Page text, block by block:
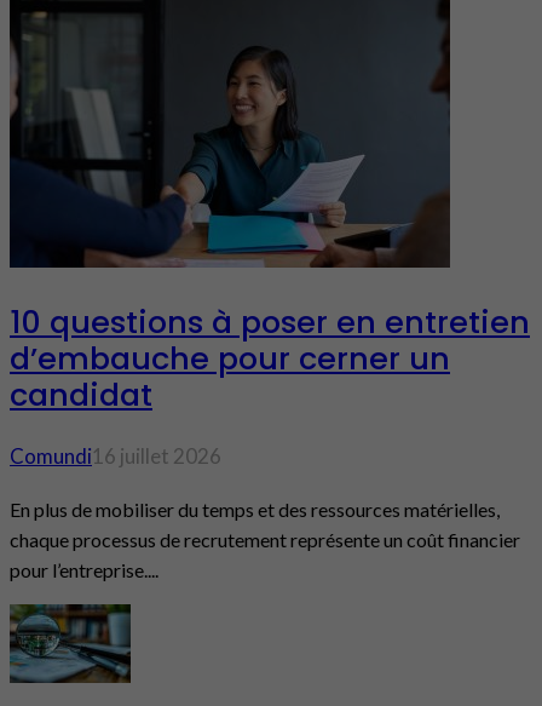
10 questions à poser en entretien
d’embauche pour cerner un
candidat
Comundi16 juillet 2026
En plus de mobiliser du temps et des ressources matérielles,
chaque processus de recrutement représente un coût financier
pour l’entreprise....